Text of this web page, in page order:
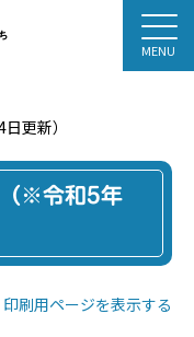
更新）
（※令和5年
印刷用ページを表示する